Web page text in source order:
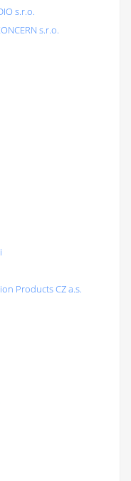
s.r.o.
s.r.o.
Products CZ a.s.